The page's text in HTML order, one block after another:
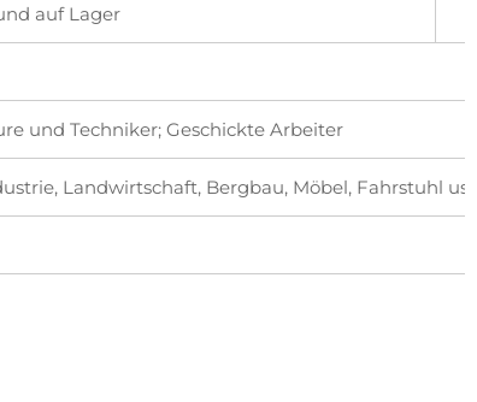
auf Lager
und Techniker; Geschickte Arbeiter
Landwirtschaft, Bergbau, Möbel, Fahrstuhl usw.